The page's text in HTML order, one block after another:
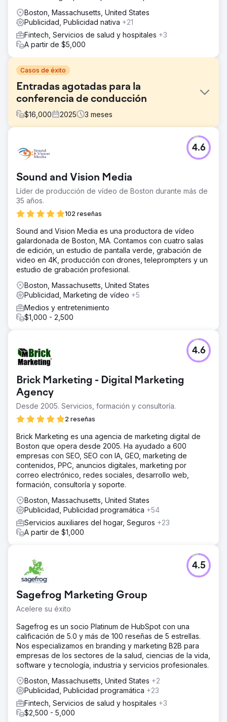
Boston, Massachusetts, United States
Publicidad, Publicidad nativa +21
Fintech, Servicios de salud y hospitales +3
A partir de $5,000
Casos de éxito
Entradas agotadas para la
conferencia de conducción
$16,000 2025 3 meses
Nuestro cliente era una importante institución de
educación para adultos en Singapur que organizaba una
rápidamente interés en el evento y asegurar la venta de
entradas.
La solución
Publicidad de pago + Email marketing: Implementamos
Google, Meta, LinkedIn y anuncios programáticos,
complementada con una estrategia de email marketing
para los leads captados en las campañas. La mensajería y
la segmentación se adaptaron para guiar a la audiencia
desde el conocimiento de la marca hasta la conversión.
El resultado
Las entradas se agotaron antes de lo previsto debido a la
gran demanda. Esto permitió al cliente finalizar la
campaña anticipadamente y obtener un ahorro del 14 %
Sound and Vision Media
Líder de producción de vídeo de Boston durante más de
35 años.
102 reseñas
4.6
Sound and Vision Media es una productora de vídeo
galardonada de Boston, MA. Contamos con cuatro salas
de edición, un estudio de pantalla verde, grabación de
video en 4K, producción con drones, teleprompters y un
estudio de grabación profesional.
Boston, Massachusetts, United States
Publicidad, Marketing de vídeo +5
Medios y entretenimiento
$1,000 - 2,500
Brick Marketing - Digital Marketing
Agency
Desde 2005. Servicios, formación y consultoría.
2 reseñas
4.6
Brick Marketing es una agencia de marketing digital de
Boston que opera desde 2005. Ha ayudado a 600
empresas con SEO, SEO con IA, GEO, marketing de
contenidos, PPC, anuncios digitales, marketing por
correo electrónico, redes sociales, desarrollo web,
formación, consultoría y soporte.
Boston, Massachusetts, United States
Publicidad, Publicidad programática +54
Servicios auxiliares del hogar, Seguros +23
A partir de $1,000
Sagefrog Marketing Group
Acelere su éxito
4.5
Sagefrog es un socio Platinum de HubSpot con una
calificación de 5.0 y más de 100 reseñas de 5 estrellas.
Nos especializamos en branding y marketing B2B para
empresas de los sectores de la salud, ciencias de la vida,
software y tecnología, industria y servicios profesionales.
Boston, Massachusetts, United States +2
Publicidad, Publicidad programática +23
Fintech, Servicios de salud y hospitales +3
$2,500 - 5,000